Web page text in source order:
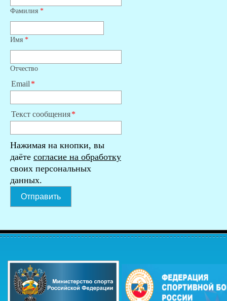
Фамилия *
Имя *
Отчество
Email
Текст сообщения
Нажимая на кнопки, вы
даёте согласие на обработку
своих персональных
данных.
Отправить